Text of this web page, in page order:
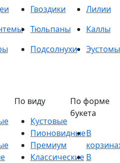
Гвоздики
Лилии
Тюльпаны
Каллы
Подсолнухи
Эустомы
По виду
Кустовые
Пионовидные
Премиум
Классические
По форме
букета
В
В